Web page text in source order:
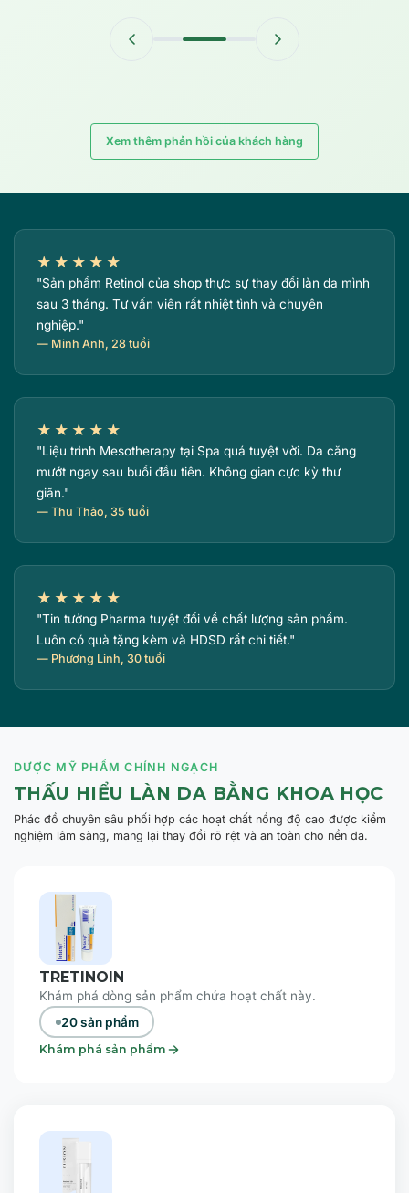
Xem thêm phản hồi của khách hàng
★★★★★
"Sản phẩm Retinol của shop thực sự thay đổi làn da mình
sau 3 tháng. Tư vấn viên rất nhiệt tình và chuyên
nghiệp."
— Minh Anh, 28 tuổi
★★★★★
"Liệu trình Mesotherapy tại Spa quá tuyệt vời. Da căng
mướt ngay sau buổi đầu tiên. Không gian cực kỳ thư
giãn."
— Thu Thảo, 35 tuổi
★★★★★
"Tin tưởng Pharma tuyệt đối về chất lượng sản phẩm.
Luôn có quà tặng kèm và HDSD rất chi tiết."
— Phương Linh, 30 tuổi
DƯỢC MỸ PHẨM CHÍNH NGẠCH
THẤU HIỂU LÀN DA BẰNG KHOA HỌC
Phác đồ chuyên sâu phối hợp các hoạt chất nồng độ cao được kiểm
nghiệm lâm sàng, mang lại thay đổi rõ rệt và an toàn cho nền da.
TRETINOIN
Khám phá dòng sản phẩm chứa hoạt chất này.
20 sản phẩm
Khám phá sản phẩm